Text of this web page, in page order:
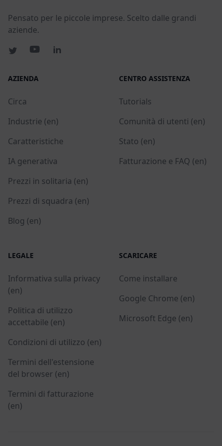
Pensato per le piccole imprese. Scelto dalle grandi
aziende.
AZIENDA
Circa
Industrie (en)
Caratteristiche
IA generativa
Prezzi in solitaria (en)
Prezzi di squadra (en)
Blog (en)
CENTRO ASSISTENZA
Tutorials
Comunità di utenti (en)
Stato (en)
Fatturazione e FAQ (en)
LEGALE
Informativa sulla privacy
(en)
Politica di utilizzo
accettabile (en)
Condizioni di utilizzo (en)
Termini dell'estensione
del browser (en)
Termini di fatturazione
(en)
SCARICARE
Come installare
Google Chrome (en)
Microsoft Edge (en)